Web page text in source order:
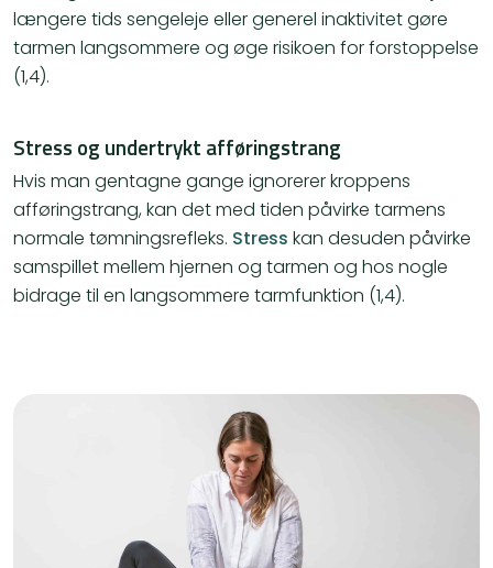
længere tids sengeleje eller generel inaktivitet gøre
tarmen langsommere og øge risikoen for forstoppelse
(1,4).
Stress og undertrykt afføringstrang
Hvis man gentagne gange ignorerer kroppens
afføringstrang, kan det med tiden påvirke tarmens
normale tømningsrefleks. Stress kan desuden påvirke
samspillet mellem hjernen og tarmen og hos nogle
bidrage til en langsommere tarmfunktion (1,4).